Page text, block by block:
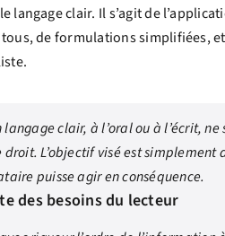
langage clair. Il s’agit de
de formulations simplifiées,
langage clair, à l’oral ou à l’écrit,
droit. L’objectif visé est
puisse agir en conséquence.
des besoins du lecteur